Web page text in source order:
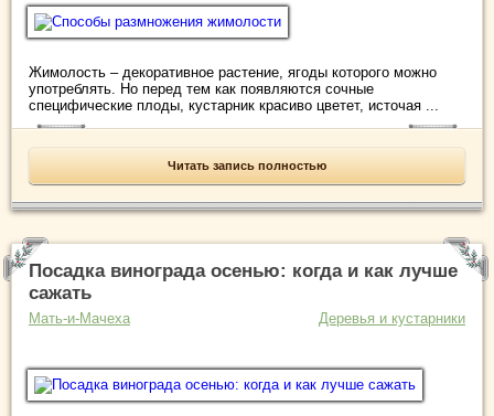
Жимолость – декоративное растение, ягоды которого можно
употреблять. Но перед тем как появляются сочные
специфические плоды, кустарник красиво цветет, источая ...
Читать запись полностью
Посадка винограда осенью: когда и как лучше
сажать
Мать-и-Мачеха Деревья и кустарники